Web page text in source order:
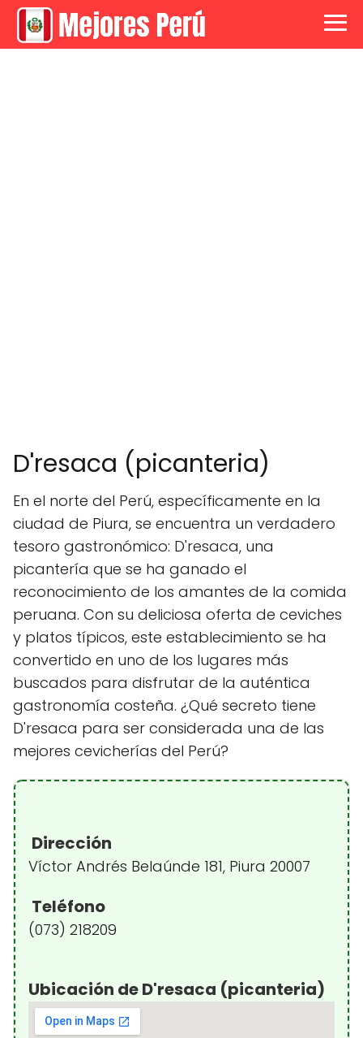
D'resaca (picanteria)
En el norte del Perú, específicamente en la
ciudad de Piura, se encuentra un verdadero
tesoro gastronómico: D'resaca, una
picantería que se ha ganado el
reconocimiento de los amantes de la comida
peruana. Con su deliciosa oferta de ceviches
y platos típicos, este establecimiento se ha
convertido en uno de los lugares más
buscados para disfrutar de la auténtica
gastronomía costeña. ¿Qué secreto tiene
D'resaca para ser considerada una de las
mejores cevicherías del Perú?
Dirección
Víctor Andrés Belaúnde 181, Piura 20007
Teléfono
(073) 218209
Ubicación de D'resaca (picanteria)